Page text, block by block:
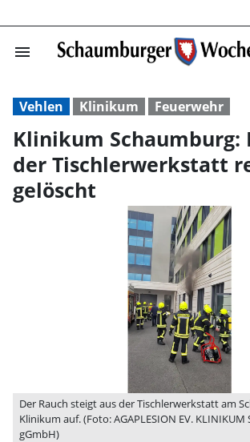
menu
Vehlen Klinikum Feuerwehr
Klinikum Schaumburg:
der Tischlerwerkstatt
gelöscht
Der Rauch steigt aus der Tischlerwerkstatt am
Klinikum auf. (Foto: AGAPLESION EV. KLINIKUM
gGmbH)